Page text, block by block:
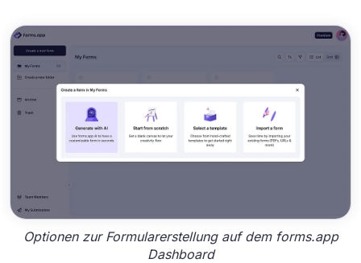
Optionen zur Formularerstellung auf dem forms.app
Dashboard